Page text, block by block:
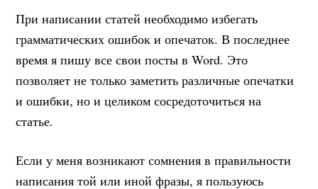
При написании статей необходимо избегать
грамматических ошибок и опечаток. В последнее
время я пишу все свои посты в Word. Это
позволяет не только заметить различные опечатки
и ошибки, но и целиком сосредоточиться на
статье.
Если у меня возникают сомнения в правильности
написания той или иной фразы, я пользуюсь